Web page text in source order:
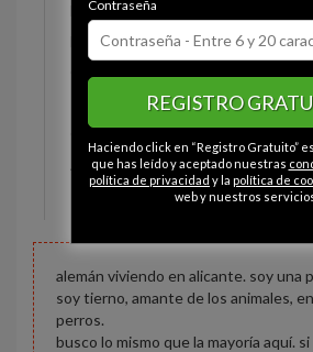
Estado civil:
Fumador/a: Sí
Castaño
Constitución: Delgado
Altura: 177 cm
alemán viviendo en alicante. soy una
soy tierno, amante de los animales,
perros.
busco lo mismo que la mayoría aquí.
Contraseña
REGISTRO
Haciendo click en “Registro Gratuito”
que has leído y aceptado nuestras
política de privacidad y la política de
web y nuestros